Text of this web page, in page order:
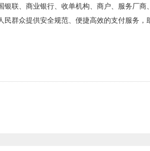
联、商业银行、收单机构、商户、服务厂商
群众提供安全规范、便捷高效的支付服务，